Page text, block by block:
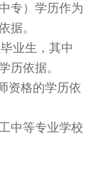
专）学历作为
据。
业生，其中
历依据。
格的学历依
中等专业学校